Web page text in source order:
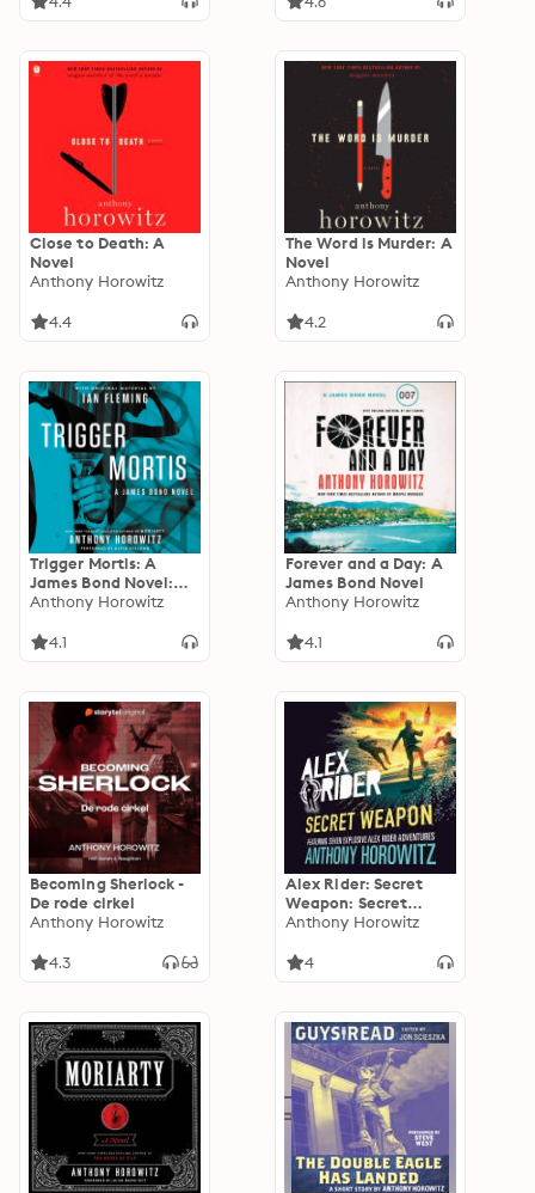
Close to Death: A
Novel
Anthony Horowitz
4.4
The Word is Murder: A
Novel
Anthony Horowitz
4.2
Trigger Mortis: A
James Bond Novel:
With Original
Fleming
Anthony Horowitz
4.1
Forever and a Day: A
James Bond Novel
Anthony Horowitz
4.1
Becoming Sherlock -
De rode cirkel
Anthony Horowitz
4.3
Alex Rider: Secret
Weapon: Secret
Weapon
Anthony Horowitz
4